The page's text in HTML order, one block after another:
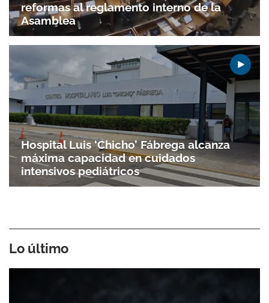
reformas al reglamento interno de la
Asamblea
Hospital Luis ‘Chicho’ Fábrega alcanza
máxima capacidad en cuidados
intensivos pediátricos
Lo último